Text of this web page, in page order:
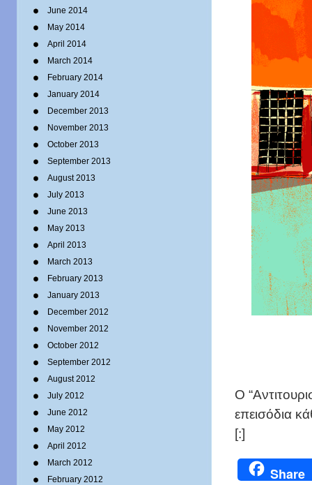
June 2014
May 2014
April 2014
March 2014
February 2014
January 2014
December 2013
November 2013
October 2013
September 2013
August 2013
July 2013
June 2013
May 2013
April 2013
March 2013
February 2013
January 2013
December 2012
November 2012
October 2012
September 2012
August 2012
July 2012
June 2012
May 2012
April 2012
March 2012
February 2012
O
επεισόδια
[:]
Share